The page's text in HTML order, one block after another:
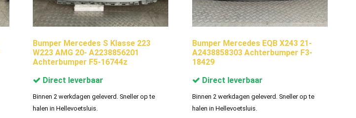
Bumper Mercedes S Klasse 223
W223 AMG 20- A2238856201
Achterbumper F5-16744z
Direct leverbaar
Binnen 2 werkdagen geleverd. Sneller op te
halen in Hellevoetsluis.
Bumper Mercedes EQB X243 21-
A2438858303 Achterbumper F3-
18429
Direct leverbaar
Binnen 2 werkdagen geleverd. Sneller op te
halen in Hellevoetsluis.